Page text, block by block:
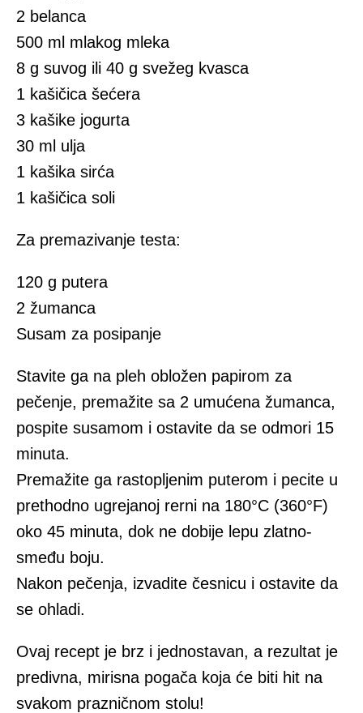
2 belanca
500 ml mlakog mleka
8 g suvog ili 40 g svežeg kvasca
1 kašičica šećera
3 kašike jogurta
30 ml ulja
1 kašika sirća
1 kašičica soli
Za premazivanje testa:
120 g putera
2 žumanca
Susam za posipanje
Stavite ga na pleh obložen papirom za
pečenje, premažite sa 2 umućena žumanca,
pospite susamom i ostavite da se odmori 15
minuta.
Premažite ga rastopljenim puterom i pecite u
prethodno ugrejanoj rerni na 180°C (360°F)
oko 45 minuta, dok ne dobije lepu zlatno-
smeđu boju.
Nakon pečenja, izvadite česnicu i ostavite da
se ohladi.
Ovaj recept je brz i jednostavan, a rezultat je
predivna, mirisna pogača koja će biti hit na
svakom prazničnom stolu!